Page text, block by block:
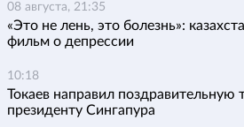
08 августа, 21:35
«Это не лень, это болезнь»:
фильм о депрессии
10:18
Токаев направил поздравительную
президенту Сингапура